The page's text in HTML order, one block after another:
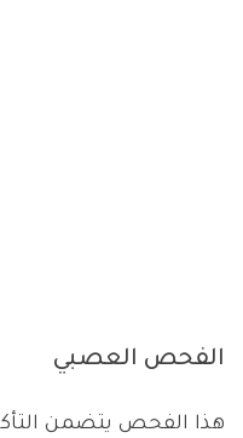
الفحص العصبي
هذا الفحص يتضمن